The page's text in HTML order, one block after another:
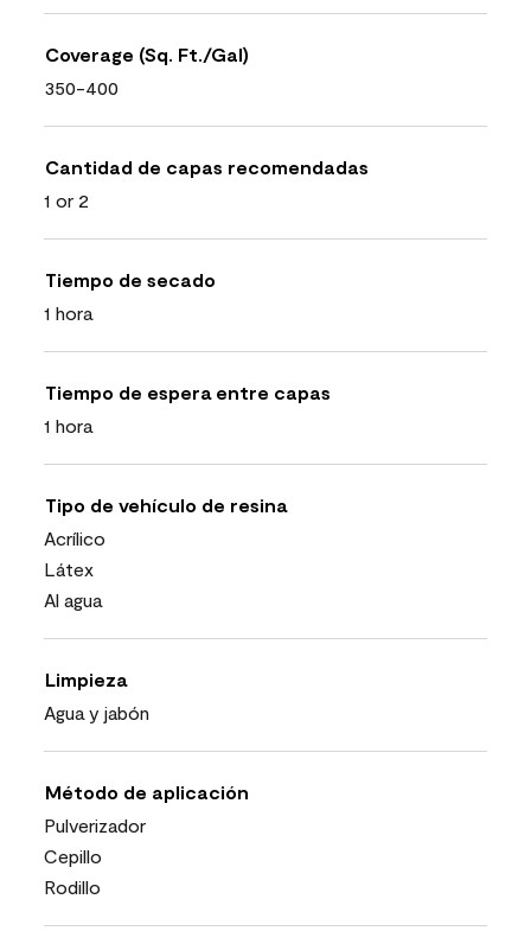
Coverage (Sq. Ft./Gal)
350-400
Cantidad de capas recomendadas
1 or 2
Tiempo de secado
1 hora
Tiempo de espera entre capas
1 hora
Tipo de vehículo de resina
Acrílico
Látex
Al agua
Limpieza
Agua y jabón
Método de aplicación
Pulverizador
Cepillo
Rodillo